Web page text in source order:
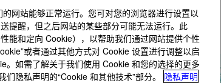
网站能够正常运行。您可对您的浏览器进行设置以
提醒，但之后网站的某些部分可能无法运行。此
能和定向 Cookie），以帮助我们通过网站提供个性
或者通过其他方式对 Cookie 设置进行调整以启
。如需了解关于我们使用 Cookie 和您的选择的更多
隐私声明的“Cookie 和其他技术”部分。
隐私声明